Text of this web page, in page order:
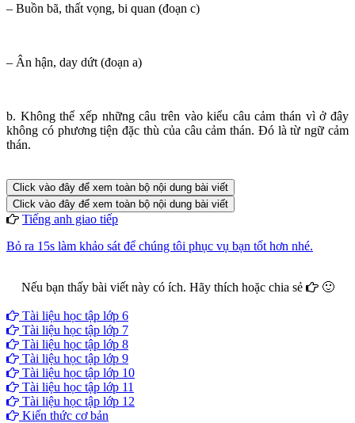
– Buồn bã, thất vọng, bi quan (đoạn c)
– Ân hận, day dứt (đoạn a)
b. Không thể xếp những câu trên vào kiểu câu cảm thán vì ở đây
không có phương tiện đặc thù của câu cảm thán. Đó là từ ngữ cảm
thán.
Click vào đây để xem toàn bộ nội dung bài viết
Click vào đây để xem toàn bộ nội dung bài viết
Tiếng anh giao tiếp
Bỏ ra 15s làm khảo sát để chúng tôi phục vụ bạn tốt hơn nhé.
Nếu bạn thấy bài viết này có ích. Hãy thích hoặc chia sẻ
🙂
Tài liệu học tập lớp 6
Tài liệu học tập lớp 7
Tài liệu học tập lớp 8
Tài liệu học tập lớp 9
Tài liệu học tập lớp 10
Tài liệu học tập lớp 11
Tài liệu học tập lớp 12
Kiến thức cơ bản